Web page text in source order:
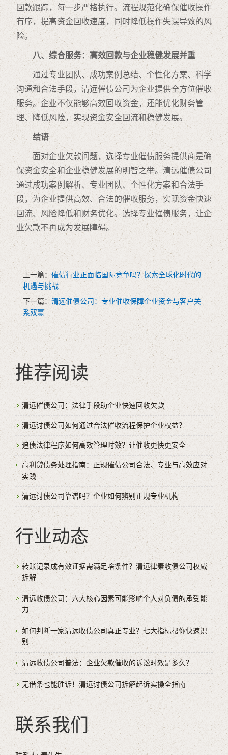
回款跟踪，每一步严格执行。流程规范化确保催收操作
有序，提高资金回收速度，同时降低操作失误导致的风
险。
八、综合服务：高效回款与企业稳健发展并重
通过专业团队、成功案例总结、个性化方案、科学
沟通和合法手段，清远催债公司为企业提供全方位催收
服务。企业不仅能够高效回收资金，还能优化财务管
理、降低风险，实现资金安全回流和稳健发展。
结语
面对企业欠款问题，选择专业催债服务提供商是确
保资金安全和企业稳健发展的明智之举。清远催债公司
通过成功案例解析、专业团队、个性化方案和合法手
段，为企业提供高效、合法的催收服务，实现资金快速
回流、风险降低和财务优化。选择专业催债服务，让企
业欠款不再成为发展障碍。
上一篇：催债行业正面临国际竞争吗？探索全球化时代的
机遇与挑战
下一篇： 清远催债公司：专业催收保障企业资金与客户关
系双赢
推荐阅读
清远催债公司：法律手段助企业快速回收欠款
清远讨债公司如何通过合法催收流程保护企业权益？
追债法律程序如何高效管理时效？让催收更快更安全
高利贷债务处理指南：正规催债公司合法、专业与高效应对
实践
清远讨债公司靠谱吗？企业如何辨别正规专业机构
行业动态
转账记录成有效证据需满足啥条件？清远律秦收债公司权威
拆解
清远收债公司：六大核心因素可能影响个人对负债的承受能
力
如何判断一家清远收债公司真正专业？七大指标帮你快速识
别
清远收债公司普法：企业欠款催收的诉讼时效是多久？
无借条也能胜诉！清远讨债公司拆解起诉实操全指南
联系我们